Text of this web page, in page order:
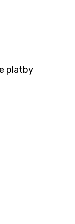
platby